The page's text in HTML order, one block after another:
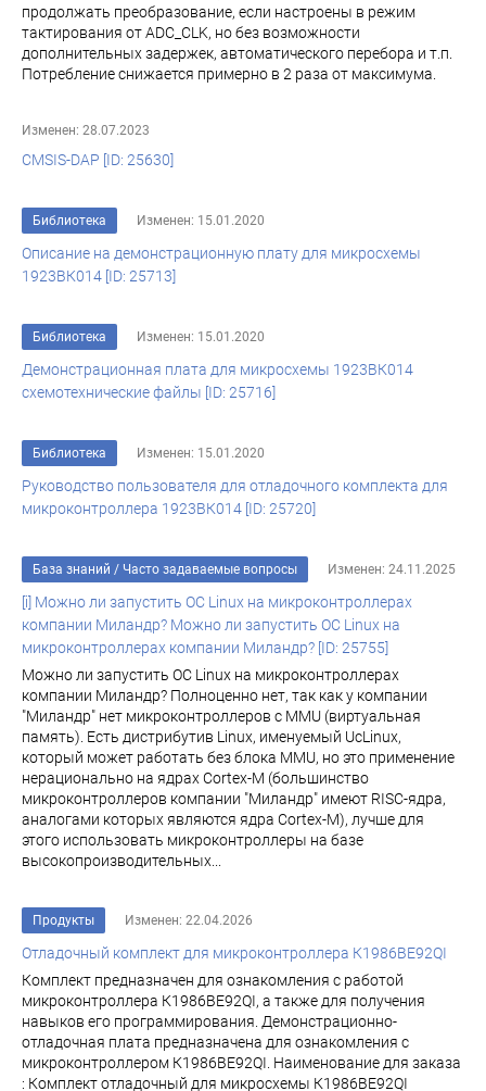
продолжать преобразование, если настроены в режим
тактирования от ADC_CLK, но без возможности
дополнительных задержек, автоматического перебора и т.п.
Потребление снижается примерно в 2 раза от максимума.
Изменен: 28.07.2023
CMSIS-DAP [ID: 25630]
Библиотека Изменен: 15.01.2020
Описание на демонстрационную плату для микросхемы
1923ВК014 [ID: 25713]
Библиотека Изменен: 15.01.2020
Демонстрационная плата для микросхемы 1923ВК014
схемотехнические файлы [ID: 25716]
Библиотека Изменен: 15.01.2020
Руководство пользователя для отладочного комплекта для
микроконтроллера 1923ВК014 [ID: 25720]
База знаний / Часто задаваемые вопросы Изменен: 24.11.2025
[i] Можно ли запустить ОС Linux на микроконтроллерах
компании Миландр? Можно ли запустить ОС Linux на
микроконтроллерах компании Миландр? [ID: 25755]
Можно ли запустить ОС Linux на микроконтроллерах
компании Миландр? Полноценно нет, так как у компании
"Миландр" нет микроконтроллеров с MMU (виртуальная
память). Есть дистрибутив Linux, именуемый UcLinux,
который может работать без блока MMU, но это применение
нерационально на ядрах Cortex-M (большинство
микроконтроллеров компании "Миландр" имеют RISC-ядра,
аналогами которых являются ядра Cortex-M), лучше для
этого использовать микроконтроллеры на базе
высокопроизводительных...
Продукты Изменен: 22.04.2026
Отладочный комплект для микроконтроллера К1986ВЕ92QI
Комплект предназначен для ознакомления с работой
микроконтроллера К1986ВЕ92QI, а также для получения
навыков его программирования. Демонстрационно-
отладочная плата предназначена для ознакомления с
микроконтроллером К1986ВЕ92QI. Наименование для заказа
: Комплект отладочный для микросхемы К1986ВЕ92QI